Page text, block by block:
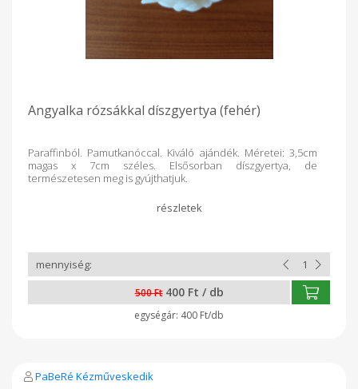
Angyalka rózsákkal díszgyertya (fehér)
Paraffinból. Pamutkanóccal. Kiváló ajándék. Méretei: 3,5cm
magas x 7cm széles. Elsősorban díszgyertya, de
természetesen meg is gyújthatjuk.
500 Ft 400 Ft / db
400 Ft/db
PaBeRé Kézműveskedik